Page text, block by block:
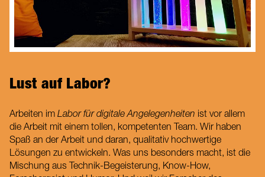
Lust auf Labor?
Arbeiten im Labor für digitale Angelegenheiten ist vor allem
die Arbeit mit einem tollen, kompetenten Team. Wir haben
Spaß an der Arbeit und daran, qualitativ hochwertige
Lösungen zu entwickeln. Was uns besonders macht, ist die
Mischung aus Technik-Begeisterung, Know-How,